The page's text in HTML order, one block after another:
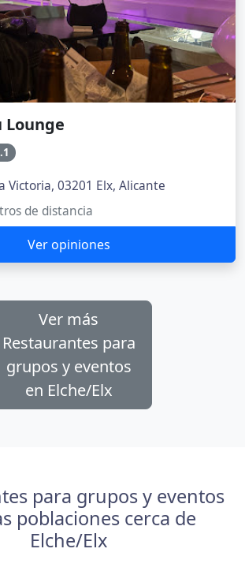
Lounge
Victoria, 03201 Elx, Alicante
de distancia
Ver opiniones
Ver más
Restaurantes para
grupos y eventos
en Elche/Elx
para grupos y eventos
poblaciones cerca de
Elche/Elx